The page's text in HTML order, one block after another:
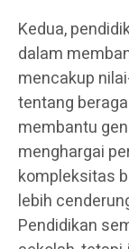
Kedua,
dalam
mencakup
tentang
membantu
menghargai
kompleksitas
lebih
Pendidikan